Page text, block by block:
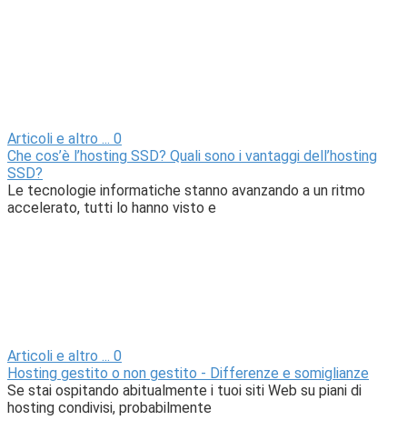
Articoli e altro ... 0
Che cos’è l’hosting SSD? Quali sono i vantaggi dell’hosting
SSD?
Le tecnologie informatiche stanno avanzando a un ritmo
accelerato, tutti lo hanno visto e
Articoli e altro ... 0
Hosting gestito o non gestito - Differenze e somiglianze
Se stai ospitando abitualmente i tuoi siti Web su piani di
hosting condivisi, probabilmente